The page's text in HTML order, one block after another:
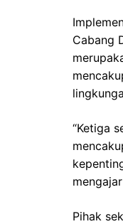
Cabang
“Ketiga
Pihak